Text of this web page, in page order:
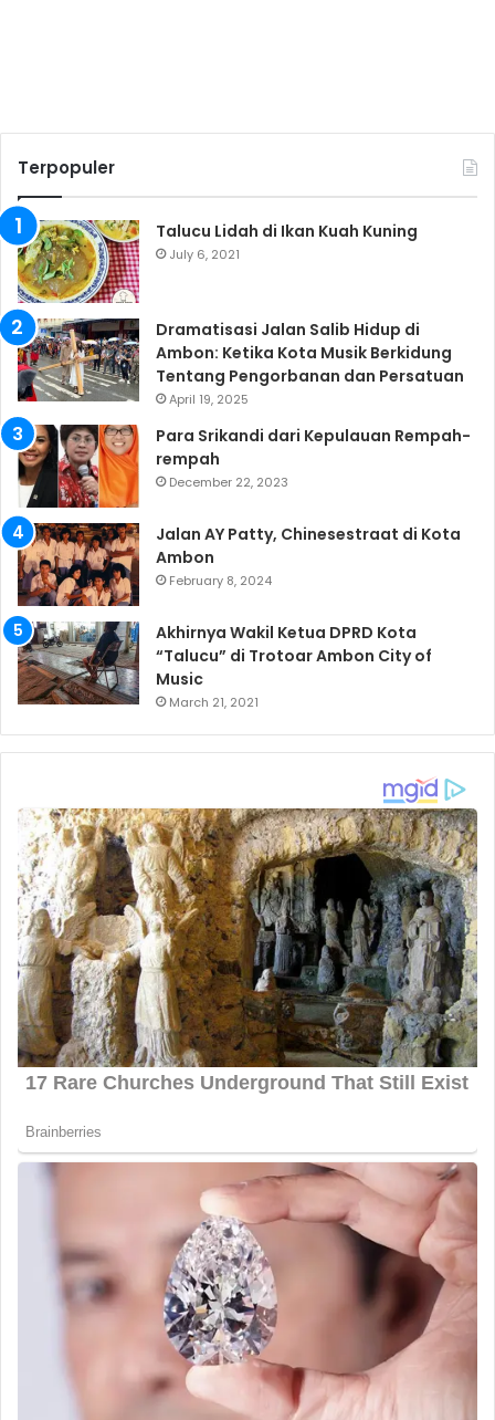
Terpopuler
Talucu Lidah di Ikan Kuah Kuning
July 6, 2021
Dramatisasi Jalan Salib Hidup di
Ambon: Ketika Kota Musik Berkidung
Tentang Pengorbanan dan Persatuan
April 19, 2025
Para Srikandi dari Kepulauan Rempah-
rempah
December 22, 2023
Jalan AY Patty, Chinesestraat di Kota
Ambon
February 8, 2024
Akhirnya Wakil Ketua DPRD Kota
“Talucu” di Trotoar Ambon City of
Music
March 21, 2021